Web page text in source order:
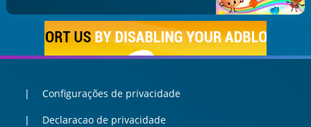
Configurações de privacidade
Declaracao de privacidade